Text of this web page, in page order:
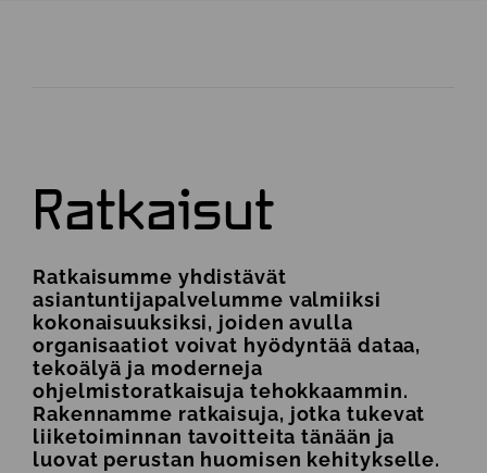
Ratkaisut
Ratkaisumme yhdistävät
asiantuntijapalvelumme valmiiksi
kokonaisuuksiksi, joiden avulla
organisaatiot voivat hyödyntää dataa,
tekoälyä ja moderneja
ohjelmistoratkaisuja tehokkaammin.
Rakennamme ratkaisuja, jotka tukevat
liiketoiminnan tavoitteita tänään ja
luovat perustan huomisen kehitykselle.